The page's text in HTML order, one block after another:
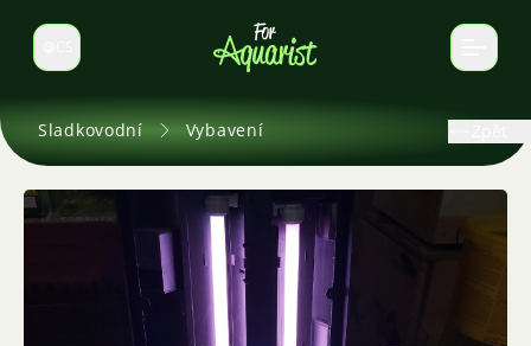
Select language
Sladkovodní Vybavení